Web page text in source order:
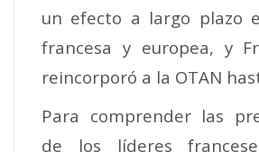
un efecto a largo plazo
francesa y europea, y
reincorporó a la OTAN
Para comprender las
de los líderes